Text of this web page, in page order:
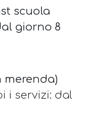
scuola
giorno 8
merenda)
i servizi: dal